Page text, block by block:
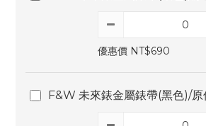
優惠價 NT$690
F&W 未來錶金屬錶帶(黑色)/